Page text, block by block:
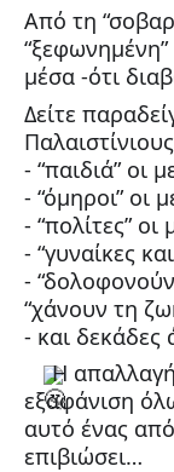
Από τη
μέσα -ότι
Δείτε
- “παιδιά” οι
- “όμηροι” οι
- “πολίτες”
- “γυναίκες
-
“χάνουν τη
- και δεκάδες
Η
εξαφάνιση
αυτό ένας
επιβιώσει…